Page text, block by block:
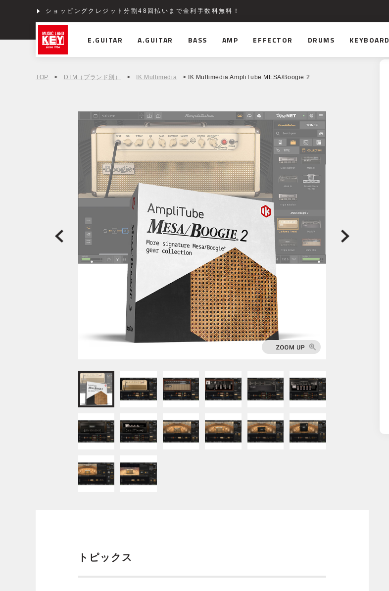
ショッピングクレジット分割48回払いまで金利手数料無料！
E.GUITAR A.GUITAR BASS AMP EFFECTOR DRUMS KEYBOARD
TOP > DTM（ブランド別） > IK Multimedia > IK Multimedia AmpliTube MESA/Boogie 2
トピックス